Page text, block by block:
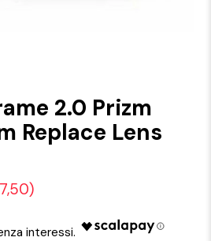
2.0 Prizm
Replace Lens
)